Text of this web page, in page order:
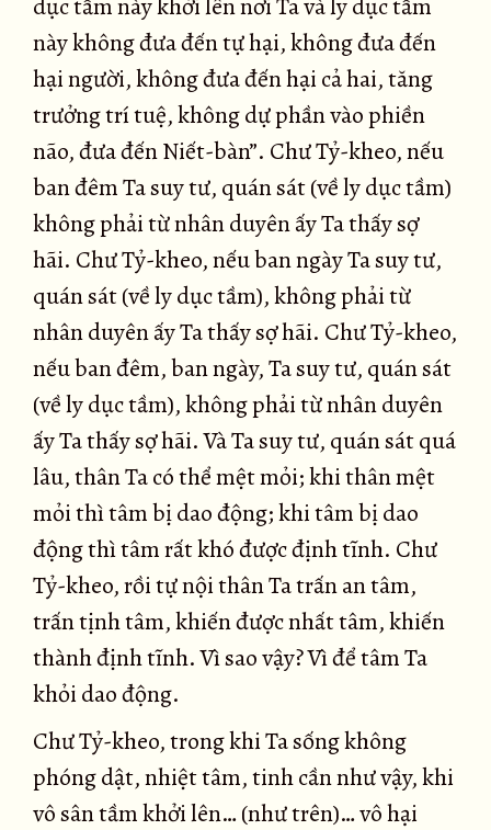
dục tầm này khởi lên nơi Ta và ly dục tầm
này không đưa đến tự hại, không đưa đến
hại người, không đưa đến hại cả hai, tăng
trưởng trí tuệ, không dự phần vào phiền
não, đưa đến Niết-bàn”. Chư Tỷ-kheo, nếu
ban đêm Ta suy tư, quán sát (về ly dục tầm)
không phải từ nhân duyên ấy Ta thấy sợ
hãi. Chư Tỷ-kheo, nếu ban ngày Ta suy tư,
quán sát (về ly dục tầm), không phải từ
nhân duyên ấy Ta thấy sợ hãi. Chư Tỷ-kheo,
nếu ban đêm, ban ngày, Ta suy tư, quán sát
(về ly dục tầm), không phải từ nhân duyên
ấy Ta thấy sợ hãi. Và Ta suy tư, quán sát quá
lâu, thân Ta có thể mệt mỏi; khi thân mệt
mỏi thì tâm bị dao động; khi tâm bị dao
động thì tâm rất khó được định tĩnh. Chư
Tỷ-kheo, rồi tự nội thân Ta trấn an tâm,
trấn tịnh tâm, khiến được nhất tâm, khiến
thành định tĩnh. Vì sao vậy? Vì để tâm Ta
khỏi dao động.
Chư Tỷ-kheo, trong khi Ta sống không
phóng dật, nhiệt tâm, tinh cần như vậy, khi
vô sân tầm khởi lên… (như trên)… vô hại